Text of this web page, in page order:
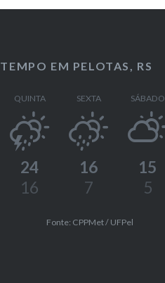
TEMPO EM PELOTAS, RS
QUINTA
24
16
SEXTA
16
7
SÁBADO
15
5
Fonte: CPPMet / UFPel